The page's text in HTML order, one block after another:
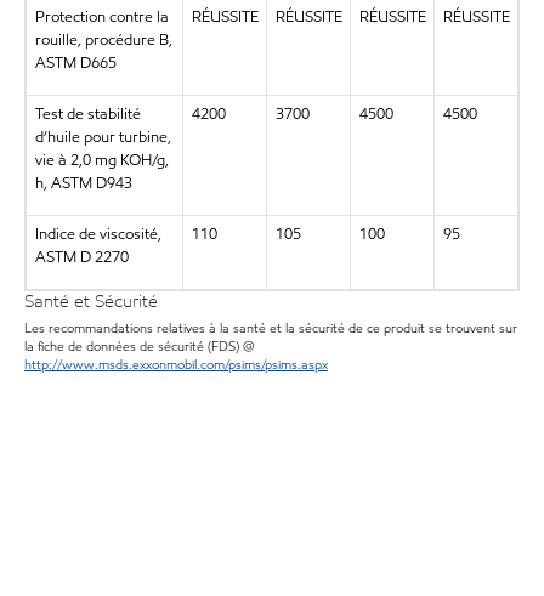
Protection contre la
rouille, procédure B,
ASTM D665
RÉUSSITE RÉUSSITE RÉUSSITE RÉUSSITE
Test de stabilité
d’huile pour turbine,
vie à 2,0 mg KOH/g,
h, ASTM D943
4200 3700 4500 4500
Indice de viscosité,
ASTM D 2270
110 105 100 95
Santé et Sécurité
Les recommandations relatives à la santé et la sécurité de ce produit se trouvent sur
la fiche de données de sécurité (FDS) @
http://www.msds.exxonmobil.com/psims/psims.aspx